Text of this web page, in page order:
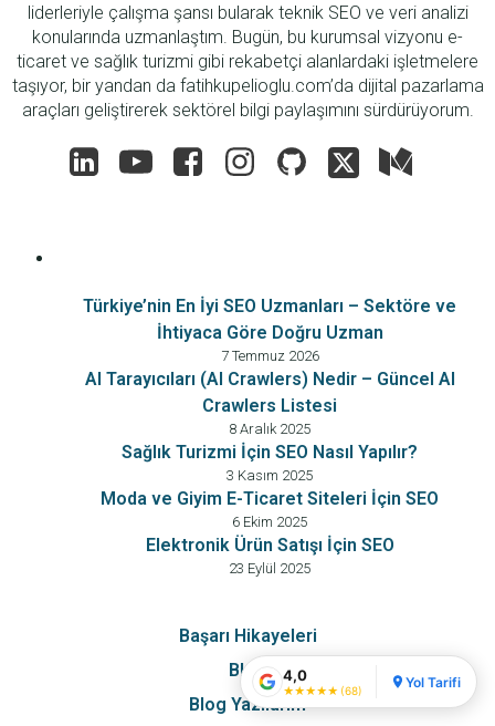
liderleriyle çalışma şansı bularak teknik SEO ve veri analizi
konularında uzmanlaştım. Bugün, bu kurumsal vizyonu e-
ticaret ve sağlık turizmi gibi rekabetçi alanlardaki işletmelere
taşıyor, bir yandan da fatihkupelioglu.com’da dijital pazarlama
araçları geliştirerek sektörel bilgi paylaşımını sürdürüyorum.
Türkiye’nin En İyi SEO Uzmanları – Sektöre ve
İhtiyaca Göre Doğru Uzman
7 Temmuz 2026
AI Tarayıcıları (AI Crawlers) Nedir – Güncel AI
Crawlers Listesi
8 Aralık 2025
Sağlık Turizmi İçin SEO Nasıl Yapılır?
3 Kasım 2025
Moda ve Giyim E-Ticaret Siteleri İçin SEO
6 Ekim 2025
Elektronik Ürün Satışı İçin SEO
23 Eylül 2025
Başarı Hikayeleri
Blog
Blog Yazılarım
Fatih Kupelioglu - SEO
★★★★★
68 Google yorumu
5
4,0
★★★★★ (68) Yol Tarifi